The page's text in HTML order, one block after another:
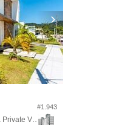
#1.943
Casa no Condomínio Caledônia Private Village